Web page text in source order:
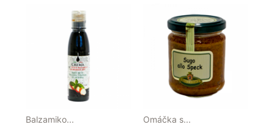
Balzamiko... Omáčka s...